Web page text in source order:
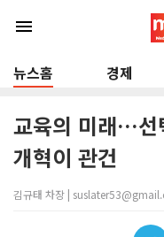
menu
뉴스홈 경제
교육의 미래…선
개혁이 관건
김규태 차장 |